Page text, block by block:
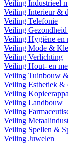
Veiling Industrieel
Veiling Interieur &
Veiling Telefonie
Veiling
Veiling Hygiëne en
Veiling Mode &
Veiling Verlichting
Veiling Hout- en
Veiling Tuinbouw
Veiling Esthetiek &
Veiling
Veiling Landbouw
Veiling
Veiling
Veiling Spellen &
Veiling Juwelen